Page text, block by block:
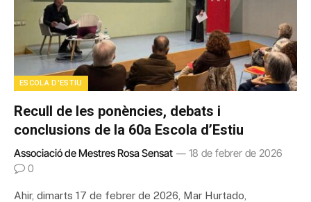
ESCOLA D'ESTIU
Recull de les ponències, debats i
conclusions de la 60a Escola d’Estiu
Associació de Mestres Rosa Sensat
18 de febrer de 2026
0
Ahir, dimarts 17 de febrer de 2026, Mar Hurtado,